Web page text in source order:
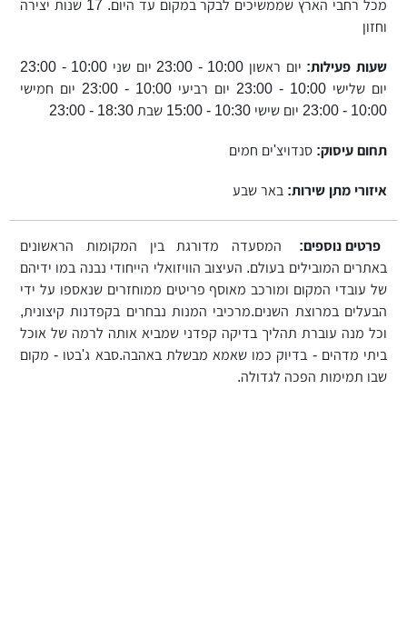
מכל רחבי הארץ שממשיכים לבקר במקום עד היום. 17 שנות יצירה
וחזון
שעות פעילות:
יום ראשון 10:00 - 23:00 יום שני 10:00 - 23:00
יום שלישי 10:00 - 23:00 יום רביעי 10:00 - 23:00 יום חמישי
10:00 - 23:00 יום שישי 10:30 - 15:00 שבת 18:30 - 23:00
תחום עיסוק: סנדויצ'ים חמים
איזורי מתן שירות: באר שבע
פרטים נוספים:
המסעדה מדורגת בין המקומות הראשונים
באתרים המובילים בעולם. העיצוב הוויזואלי הייחודי נבנה במו ידיהם
של עובדי המקום ומורכב מאוסף פריטים ממוחזרים שנאספו על ידי
הבעלים במרוצת השנים.מרכיבי המנות נבחרים בקפדנות קיצונית,
וכל מנה עוברת תהליך בדיקה קפדני שמביא אותה לרמה של אוכל
ביתי מדהים - בדיוק כמו שאמא מבשלת באהבה.סבא ג'בטו - מקום
שבו תמימות הפכה לגדולה.